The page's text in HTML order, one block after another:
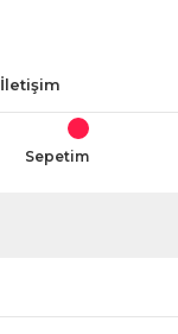
İletişim
Sepetim